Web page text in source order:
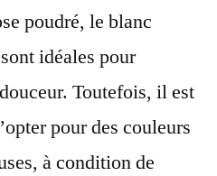
poudré, le blanc
idéales pour
Toutefois, il est
pour des couleurs
à condition de